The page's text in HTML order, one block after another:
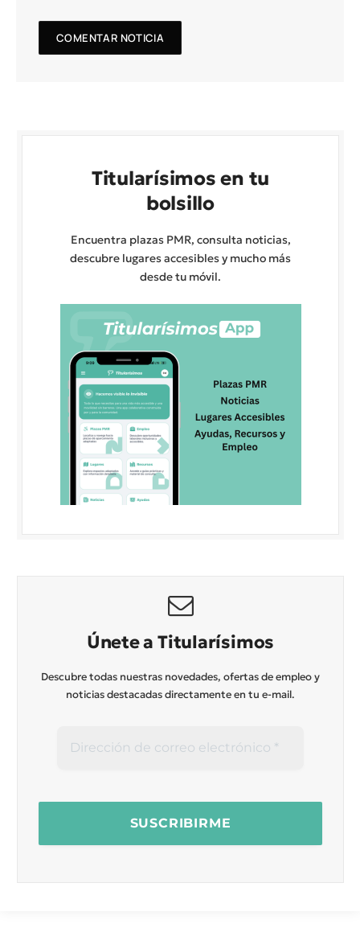
Titularísimos en tu
bolsillo
Encuentra plazas PMR, consulta noticias,
descubre lugares accesibles y mucho más
desde tu móvil.
Únete a Titularísimos
Descubre todas nuestras novedades, ofertas de empleo y
noticias destacadas directamente en tu e-mail.